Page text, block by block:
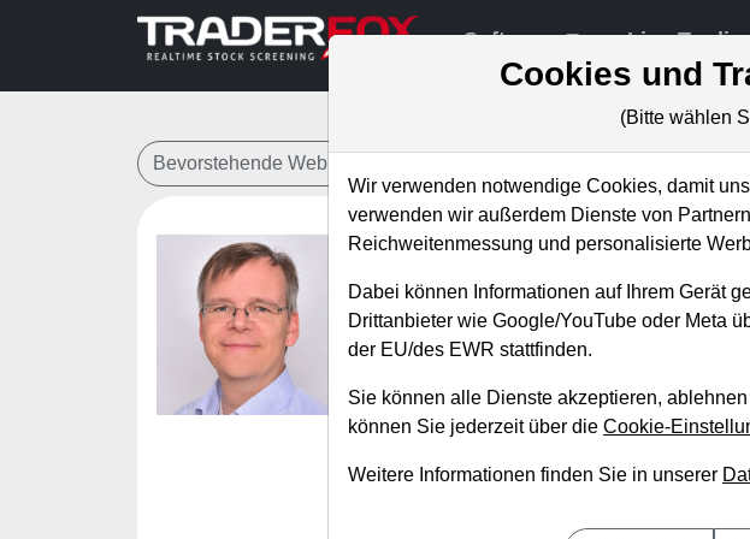
Software Live-
Bevorstehende Webinare
Serie - Die
Zukunft mit
Referent:Martin König
In Teil 12 dieser Serie haben wir in der
beschäftigt. Es wurde damals das TAMV
Kursverlauf vollumfänglich
Cookies und
(Bitte wählen
Wir verwenden notwendige Cookies, damit
verwenden wir außerdem Dienste von
Reichweitenmessung und personalisierte
Dabei können Informationen auf Ihrem Gerät
Drittanbieter wie Google/YouTube oder Meta
der EU/des EWR stattfinden.
Sie können alle Dienste akzeptieren,
können Sie jederzeit über die Cookie-
Weitere Informationen finden Sie in unserer